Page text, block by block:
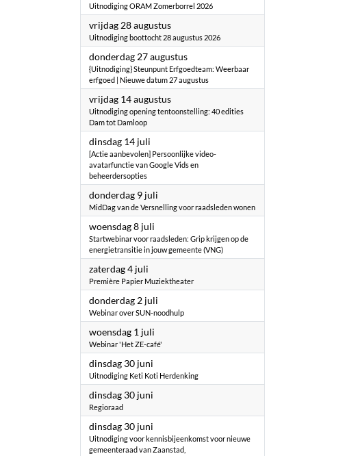
Uitnodiging ORAM Zomerborrel 2026
vrijdag 28 augustus2026
Uitnodiging boottocht 28 augustus 2026
donderdag 27 augustus2026
{Uitnodiging} Steunpunt Erfgoedteam: Weerbaar
erfgoed | Nieuwe datum 27 augustus
vrijdag 14 augustus2026
Uitnodiging opening tentoonstelling: 40 edities
Dam tot Damloop
dinsdag 14 juli
[Actie aanbevolen] Persoonlijke video-
avatarfunctie van Google Vids en
beheerdersopties
donderdag 9 juli
MidDag van de Versnelling voor raadsleden wonen
woensdag 8 juli
Startwebinar voor raadsleden: Grip krijgen op de
energietransitie in jouw gemeente (VNG)
zaterdag 4 juli
Première Papier Muziektheater
donderdag 2 juli
Webinar over SUN-noodhulp
woensdag 1 juli
Webinar 'Het ZE-café'
dinsdag 30 juni
Uitnodiging Keti Koti Herdenking
dinsdag 30 juni
Regioraad
dinsdag 30 juni
Uitnodiging voor kennisbijeenkomst voor nieuwe
gemeenteraad van Zaanstad,